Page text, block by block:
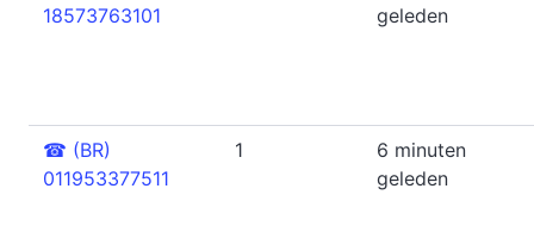
18573763101
geleden
☎ (BR)
011953377511
1
6 minuten
geleden